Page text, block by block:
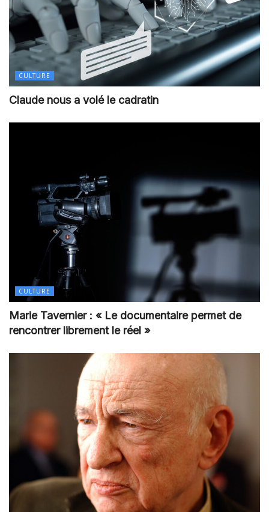
CULTURE
Claude nous a volé le cadratin
CULTURE
Marie Tavernier : « Le documentaire permet de
rencontrer librement le réel »